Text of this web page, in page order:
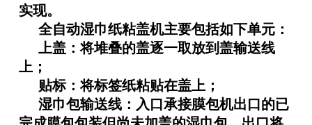
实现。
全自动湿巾纸粘盖机主要包括如下单元：
上盖：将堆叠的盖逐一取放到盖输送线
上；
贴标：将标签纸粘贴在盖上；
湿巾包输送线：入口承接膜包机出口的已